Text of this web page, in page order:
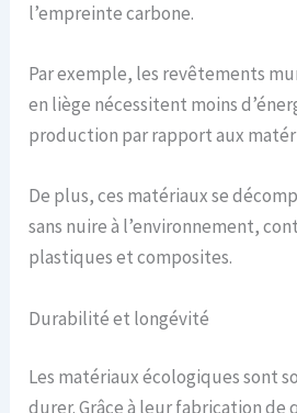
l’empreinte carbone.
Par exemple, les revêtements
en liège nécessitent moins
production par rapport aux
De plus, ces matériaux se
sans nuire à l’environnement,
plastiques et composites.
Durabilité et longévité
Les matériaux écologiques sont
durer. Grâce à leur fabrication